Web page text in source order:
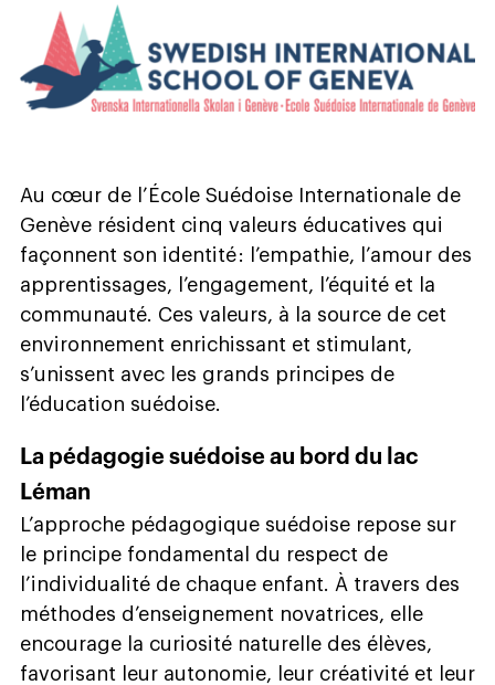
Au cœur de l’École Suédoise Internationale de
Genève résident cinq valeurs éducatives qui
façonnent son identité : l’empathie, l’amour des
apprentissages, l’engagement, l’équité et la
communauté. Ces valeurs, à la source de cet
environnement enrichissant et stimulant,
s’unissent avec les grands principes de
l’éducation suédoise.
La pédagogie suédoise au bord du lac
Léman
L’approche pédagogique suédoise repose sur
le principe fondamental du respect de
l’individualité de chaque enfant. À travers des
méthodes d’enseignement novatrices, elle
encourage la curiosité naturelle des élèves,
favorisant leur autonomie, leur créativité et leur